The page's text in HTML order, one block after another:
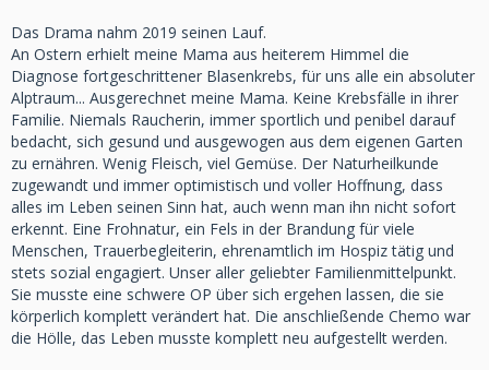
Das Drama nahm 2019 seinen Lauf.
An Ostern erhielt meine Mama aus heiterem Himmel die
Diagnose fortgeschrittener Blasenkrebs, für uns alle ein absoluter
Alptraum... Ausgerechnet meine Mama. Keine Krebsfälle in ihrer
Familie. Niemals Raucherin, immer sportlich und penibel darauf
bedacht, sich gesund und ausgewogen aus dem eigenen Garten
zu ernähren. Wenig Fleisch, viel Gemüse. Der Naturheilkunde
zugewandt und immer optimistisch und voller Hoffnung, dass
alles im Leben seinen Sinn hat, auch wenn man ihn nicht sofort
erkennt. Eine Frohnatur, ein Fels in der Brandung für viele
Menschen, Trauerbegleiterin, ehrenamtlich im Hospiz tätig und
stets sozial engagiert. Unser aller geliebter Familienmittelpunkt.
Sie musste eine schwere OP über sich ergehen lassen, die sie
körperlich komplett verändert hat. Die anschließende Chemo war
die Hölle, das Leben musste komplett neu aufgestellt werden.